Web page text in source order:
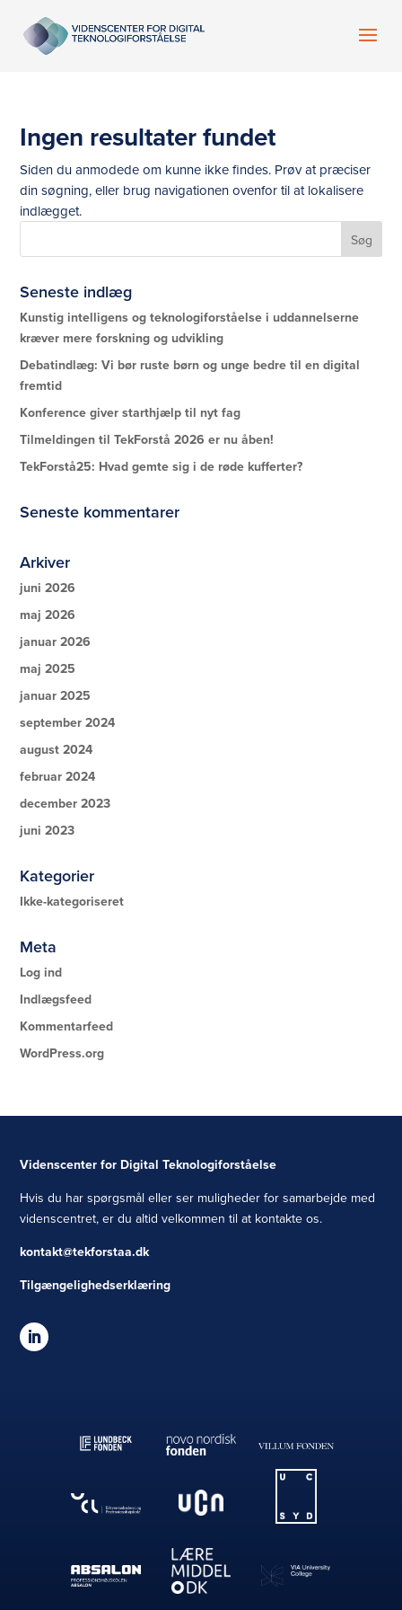
Ingen resultater fundet
Siden du anmodede om kunne ikke findes. Prøv at præciser
din søgning, eller brug navigationen ovenfor til at lokalisere
indlægget.
Seneste indlæg
Kunstig intelligens og teknologiforståelse i uddannelserne
kræver mere forskning og udvikling
Debatindlæg: Vi bør ruste børn og unge bedre til en digital
fremtid
Konference giver starthjælp til nyt fag
Tilmeldingen til TekForstå 2026 er nu åben!
TekForstå25: Hvad gemte sig i de røde kufferter?
Seneste kommentarer
Arkiver
juni 2026
maj 2026
januar 2026
maj 2025
januar 2025
september 2024
august 2024
februar 2024
december 2023
juni 2023
Kategorier
Ikke-kategoriseret
Meta
Log ind
Indlægsfeed
Kommentarfeed
WordPress.org
Videnscenter for Digital Teknologiforståelse
Hvis du har spørgsmål eller ser muligheder for samarbejde med
videnscentret, er du altid velkommen til at kontakte os.
kontakt@tekforstaa.dk
Tilgængelighedserklæring